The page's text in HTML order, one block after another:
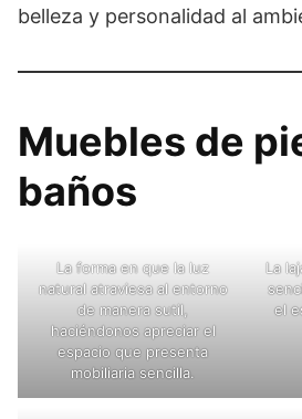
belleza y personalidad al
Muebles de
baños
La forma en que la luz
natural atraviesa al entorno
de manera sutil,
haciéndonos apreciar el
espacio que presenta
mobiliaria sencilla.
La
el